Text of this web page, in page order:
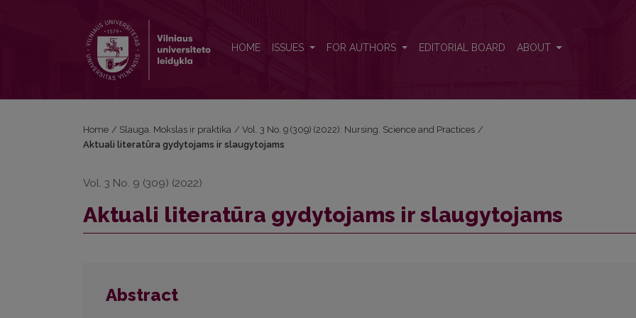
HOME ISSUES FOR AUTHORS EDITORIAL BOARD ABOUT
Home / Slauga. Mokslas ir praktika / Vol. 3 No. 9 (309) (2022): Nursing. Science and Practices /
Aktuali literatūra gydytojams ir slaugytojams
Vol. 3 No. 9 (309) (2022)
Aktuali literatūra gydytojams ir slaugytojams
Abstract